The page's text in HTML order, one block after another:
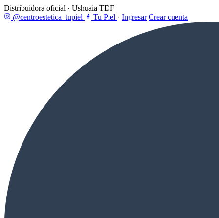
Distribuidora oficial · Ushuaia TDF
@centroestetica_tupiel
Tu Piel · Ingresar Crear cuenta